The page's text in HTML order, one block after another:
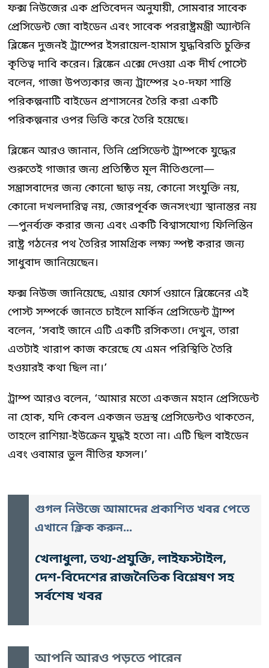
ফক্স নিউজের এক প্রতিবেদন অনুযায়ী, সোমবার সাবেক
প্রেসিডেন্ট জো বাইডেন এবং সাবেক পররাষ্ট্রমন্ত্রী অ্যান্টনি
ব্লিঙ্কেন দুজনই ট্রাম্পের ইসরায়েল-হামাস যুদ্ধবিরতি চুক্তির
কৃতিত্ব দাবি করেন। ব্লিঙ্কেন এক্সে দেওয়া এক দীর্ঘ পোস্টে
বলেন, গাজা উপত্যকার জন্য ট্রাম্পের ২০-দফা শান্তি
পরিকল্পনাটি বাইডেন প্রশাসনের তৈরি করা একটি
পরিকল্পনার ওপর ভিত্তি করে তৈরি হয়েছে।
ব্লিঙ্কেন আরও জানান, তিনি প্রেসিডেন্ট ট্রাম্পকে যুদ্ধের
শুরুতেই গাজার জন্য প্রতিষ্ঠিত মূল নীতিগুলো—
সন্ত্রাসবাদের জন্য কোনো ছাড় নয়, কোনো সংযুক্তি নয়,
কোনো দখলদারিত্ব নয়, জোরপূর্বক জনসংখ্যা স্থানান্তর নয়
—পুনর্ব্যক্ত করার জন্য এবং একটি বিশ্বাসযোগ্য ফিলিস্তিন
রাষ্ট্র গঠনের পথ তৈরির সামগ্রিক লক্ষ্য স্পষ্ট করার জন্য
সাধুবাদ জানিয়েছেন।
ফক্স নিউজ জানিয়েছে, এয়ার ফোর্স ওয়ানে ব্লিঙ্কেনের এই
পোস্ট সম্পর্কে জানতে চাইলে মার্কিন প্রেসিডেন্ট ট্রাম্প
বলেন, ‘সবাই জানে এটি একটি রসিকতা। দেখুন, তারা
এতটাই খারাপ কাজ করেছে যে এমন পরিস্থিতি তৈরি
হওয়ারই কথা ছিল না।’
ট্রাম্প আরও বলেন, ‘আমার মতো একজন মহান প্রেসিডেন্ট
না হোক, যদি কেবল একজন ভদ্রস্থ প্রেসিডেন্টও থাকতেন,
তাহলে রাশিয়া-ইউক্রেন যুদ্ধই হতো না। এটি ছিল বাইডেন
এবং ওবামার ভুল নীতির ফসল।’
গুগল নিউজে আমাদের প্রকাশিত খবর পেতে
এখানে ক্লিক করুন...
খেলাধুলা, তথ্য-প্রযুক্তি, লাইফস্টাইল,
দেশ-বিদেশের রাজনৈতিক বিশ্লেষণ সহ
সর্বশেষ খবর
আপনি আরও পড়তে পারেন